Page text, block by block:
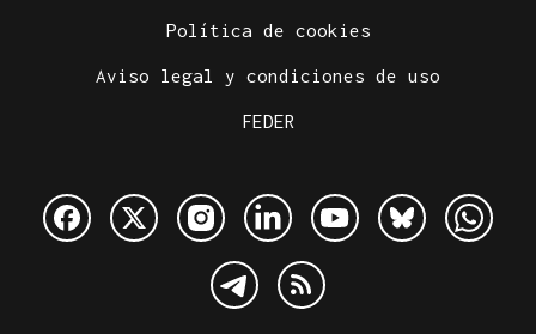
Política de cookies
Aviso legal y condiciones de uso
FEDER